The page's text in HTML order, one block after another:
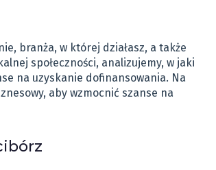
branża, w której działasz, a także
społeczności, analizujemy, w jaki
na uzyskanie dofinansowania. Na
aby wzmocnić szanse na